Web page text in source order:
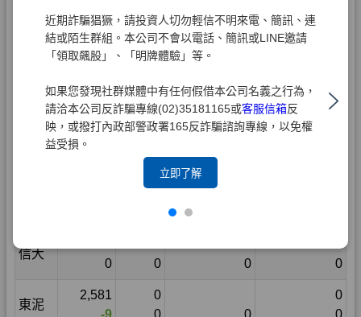
近期詐騙猖獗，請投資人切勿輕信不明來電、簡訊、連
結或陌生群組。本公司不會以電話、簡訊或LINE邀請
「領取飆股」、「明牌體驗」等。
如果您發現社群媒體中有任何假借本公司名義之行為，
請洽本公司反詐騙專線(02)35181165或客服信箱反
映，或撥打內政部警政署165反詐騙諮詢專線，以免權
益受損。
立即了解